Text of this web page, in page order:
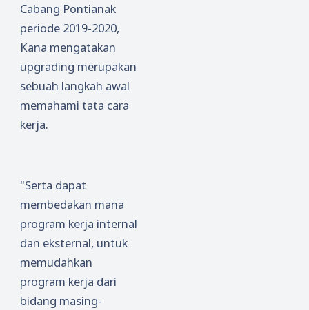
mu
Kepada
Keberh
asilan
Cabang Pontianak
periode 2019-2020,
Kana mengatakan
upgrading merupakan
sebuah langkah awal
memahami tata cara
kerja.
"Serta dapat
membedakan mana
program kerja internal
dan eksternal, untuk
memudahkan
program kerja dari
bidang masing-